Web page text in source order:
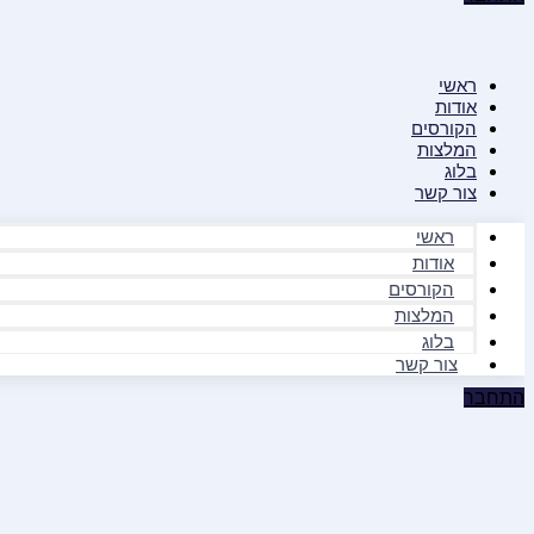
ראשי
אודות
הקורסים
המלצות
בלוג
צור קשר
ראשי
אודות
הקורסים
המלצות
בלוג
צור קשר
התחבר